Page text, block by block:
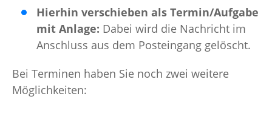
Hierhin verschieben als Termin/Aufgabe
mit Anlage: Dabei wird die Nachricht im
Anschluss aus dem Posteingang gelöscht.
Bei Terminen haben Sie noch zwei weitere
Möglichkeiten: